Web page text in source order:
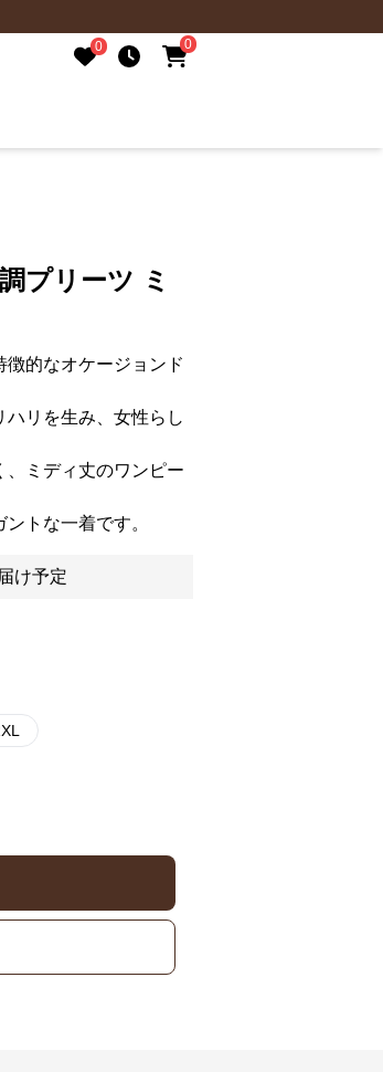
0 0
プリーツ ミ
徴的なオケージョンド
リを生み、女性らし
ミディ丈のワンピー
トな一着です。
け予定